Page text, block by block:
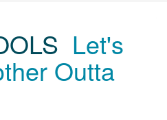
Let's
Outta